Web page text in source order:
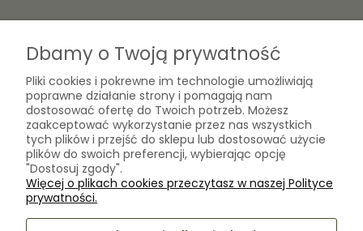
Laboratorium Zielarza Sp. z
o.o.
ul. Kopernika 10A
05-825 Grodzisk Mazowiecki
sklep@laboratoriumzielarza.pl
O nas
Kontakt
Biogram Henryk Różański
Blog
O firmie
Dbamy o Twoją prywatność
Pliki cookies i pokrewne im technologie umożliwiają
poprawne działanie strony i pomagają nam
dostosować ofertę do Twoich potrzeb. Możesz
zaakceptować wykorzystanie przez nas wszystkich
tych plików i przejść do sklepu lub dostosować użycie
plików do swoich preferencji, wybierając opcję
"Dostosuj zgody".
Więcej o plikach cookies przeczytasz w naszej Polityce
prywatności.